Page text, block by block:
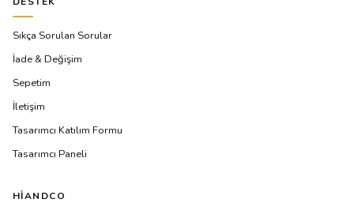
Sıkça Sorulan Sorular
İade & Değişim
Sepetim
İletişim
Tasarımcı Katılım Formu
Tasarımcı Paneli
HIANDCO